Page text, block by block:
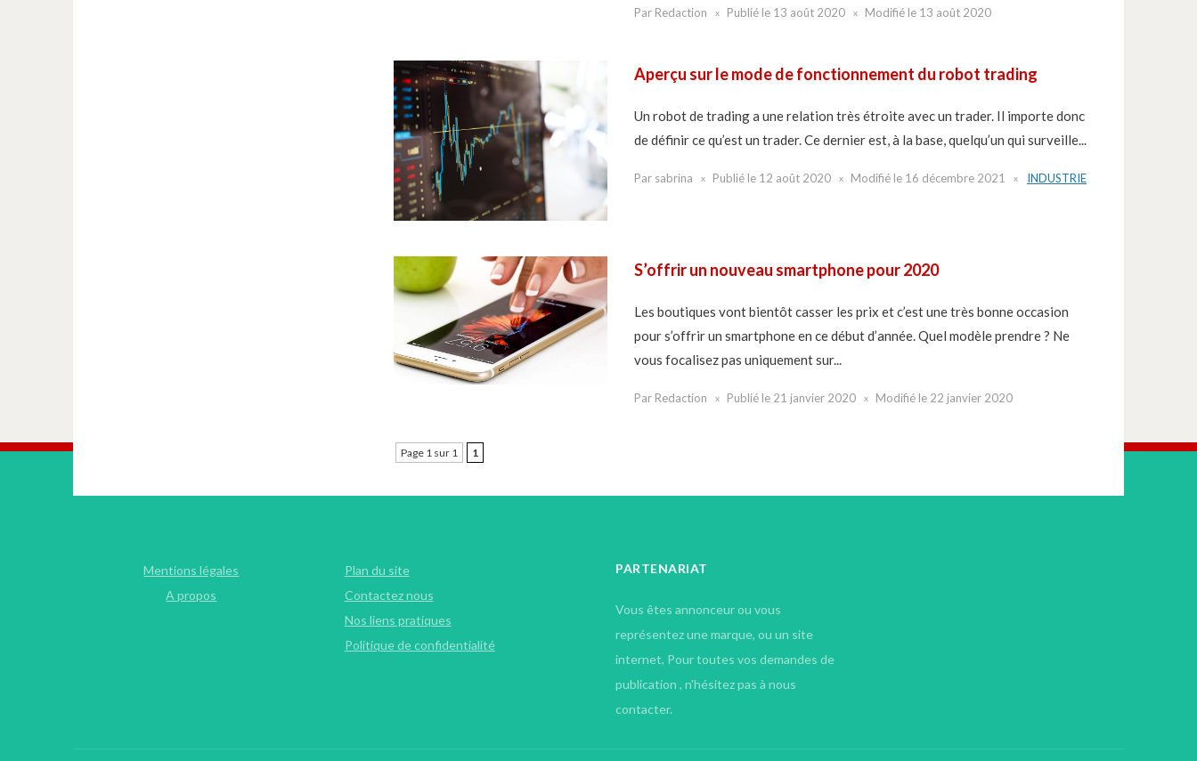
Par Redaction Publié le 13 août 2020 Modifié le 13 août 2020
Aperçu sur le mode de fonctionnement du robot trading
Un robot de trading a une relation très étroite avec un trader. Il importe donc
de définir ce qu’est un trader. Ce dernier est, à la base, quelqu’un qui surveille...
Par sabrina Publié le 12 août 2020 Modifié le 16 décembre 2021 INDUSTRIE
S’offrir un nouveau smartphone pour 2020
Les boutiques vont bientôt casser les prix et c’est une très bonne occasion
pour s’offrir un smartphone en ce début d’année. Quel modèle prendre ? Ne
vous focalisez pas uniquement sur...
Par Redaction Publié le 21 janvier 2020 Modifié le 22 janvier 2020
Page 1 sur 1 1
Mentions légales
A propos
Plan du site
Contactez nous
Nos liens pratiques
Politique de confidentialité
PARTENARIAT
Vous êtes annonceur ou vous
représentez une marque, ou un site
internet, Pour toutes vos demandes de
publication , n'hésitez pas à nous
contacter.